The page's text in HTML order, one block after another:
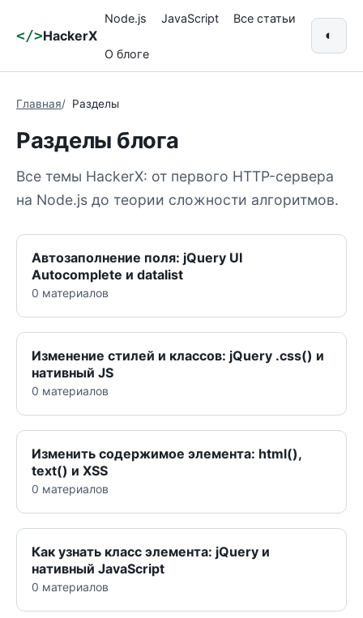
</>HackerX
Node.js JavaScript Все статьи
О блоге
◐
Главная Разделы
Разделы блога
Все темы HackerX: от первого HTTP-сервера
на Node.js до теории сложности алгоритмов.
Автозаполнение поля: jQuery UI
Autocomplete и datalist
0 материалов
Изменение стилей и классов: jQuery .css() и
нативный JS
0 материалов
Изменить содержимое элемента: html(),
text() и XSS
0 материалов
Как узнать класс элемента: jQuery и
нативный JavaScript
0 материалов